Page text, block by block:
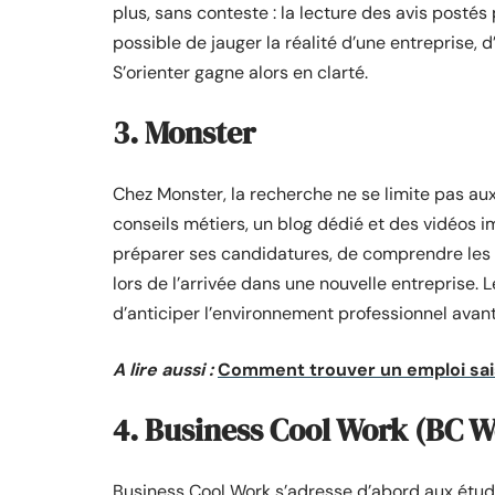
plus, sans conteste : la lecture des avis
possible de jauger la réalité d’une entreprise,
S’orienter gagne alors en clarté.
3. Monster
Chez Monster, la recherche ne se limite pas
conseils métiers, un blog dédié et des vidéos
préparer ses candidatures, de comprendre
lors de l’arrivée dans une nouvelle
d’anticiper l’environnement professionnel
A lire aussi :Comment trouver un emploi
4. Business Cool Work (BC